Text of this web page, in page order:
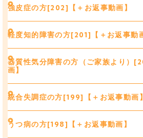
強皮症の方[202]【＋お返事動画】
軽度知的障害の方[201]【＋お返事動
器質性気分障害の方（ご家族より）
画】
統合失調症の方[199]【＋お返事動画】
うつ病の方[198]【＋お返事動画】